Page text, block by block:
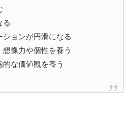
る
ションが円滑になる
想像力や個性を養う
的な価値観を養う